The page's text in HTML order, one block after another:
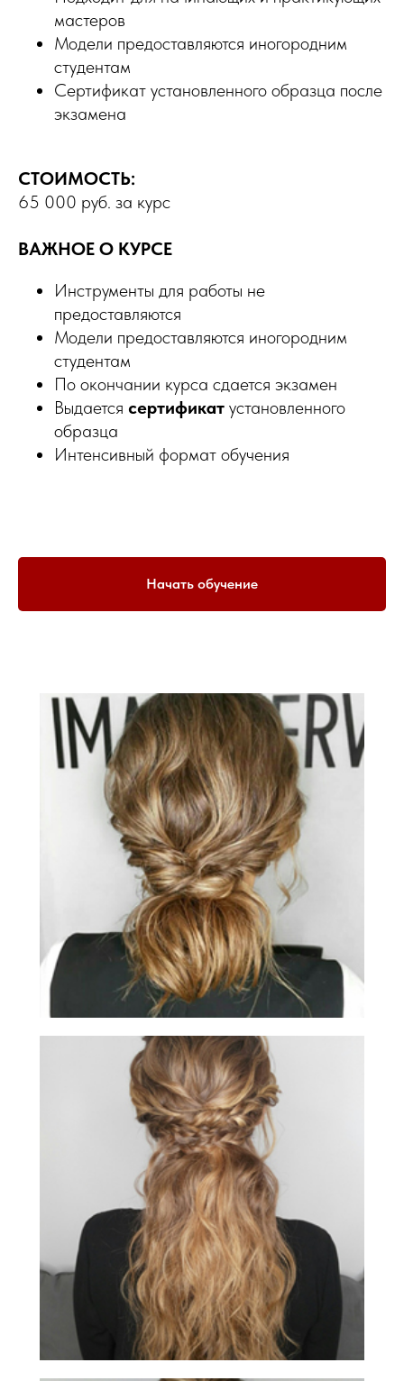
мастеров
Модели предоставляются иногородним
студентам
Сертификат установленного образца после
экзамена
СТОИМОСТЬ:
65 000 руб. за курс
ВАЖНОЕ О КУРСЕ
Инструменты для работы не
предоставляются
Модели предоставляются иногородним
студентам
По окончании курса сдается экзамен
Выдается сертификат установленного
образца
Интенсивный формат обучения
Начать обучение